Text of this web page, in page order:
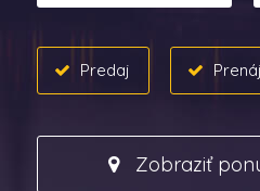
Predaj
Zobraziť